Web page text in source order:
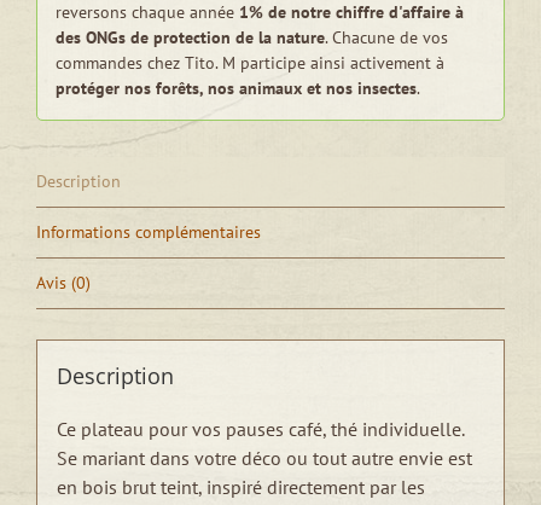
reversons chaque année 1% de notre chiffre d'affaire à
des ONGs de protection de la nature. Chacune de vos
commandes chez Tito. M participe ainsi activement à
protéger nos forêts, nos animaux et nos insectes.
Description
Informations complémentaires
Avis (0)
Description
Ce plateau pour vos pauses café, thé individuelle.
Se mariant dans votre déco ou tout autre envie est
en bois brut teint, inspiré directement par les